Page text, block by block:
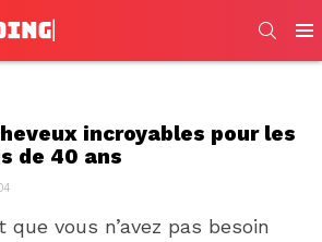
incroyables pour les
de 40 ans
que vous n’avez pas besoin